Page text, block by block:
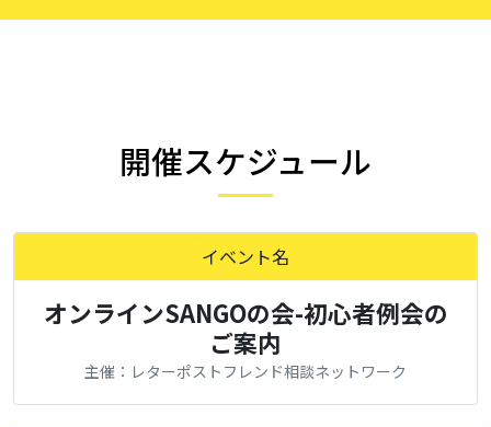
開催スケジュール
イベント名
オンラインSANGOの会-初心者例会の
ご案内
主催：レターポストフレンド相談ネットワーク